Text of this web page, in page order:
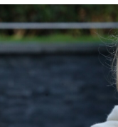
achterlaat